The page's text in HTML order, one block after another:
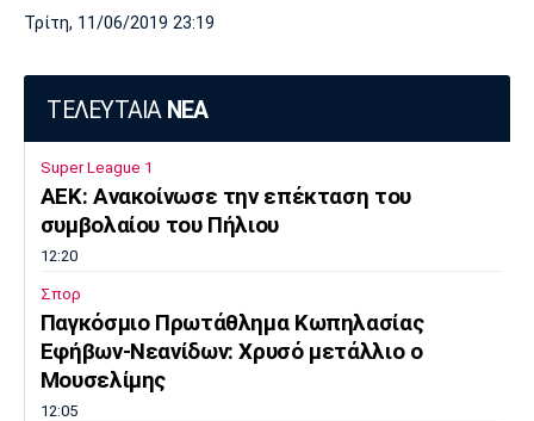
Τρίτη, 11/06/2019 23:19
ΤΕΛΕΥΤΑΙΑ ΝΕΑ
Super League 1
ΑΕΚ: Ανακοίνωσε την επέκταση του
συμβολαίου του Πήλιου
12:20
Σπορ
Παγκόσμιο Πρωτάθλημα Κωπηλασίας
Εφήβων-Νεανίδων: Χρυσό μετάλλιο ο
Μουσελίμης
12:05